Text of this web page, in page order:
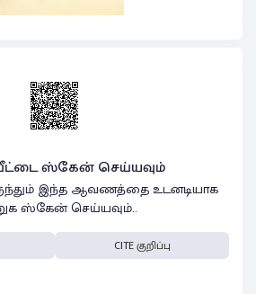
ஸ்கேன் செய்யவும்
இந்த ஆவணத்தை உடனடியாக
ஸ்கேன் செய்யவும்..
CITE குறிப்பு